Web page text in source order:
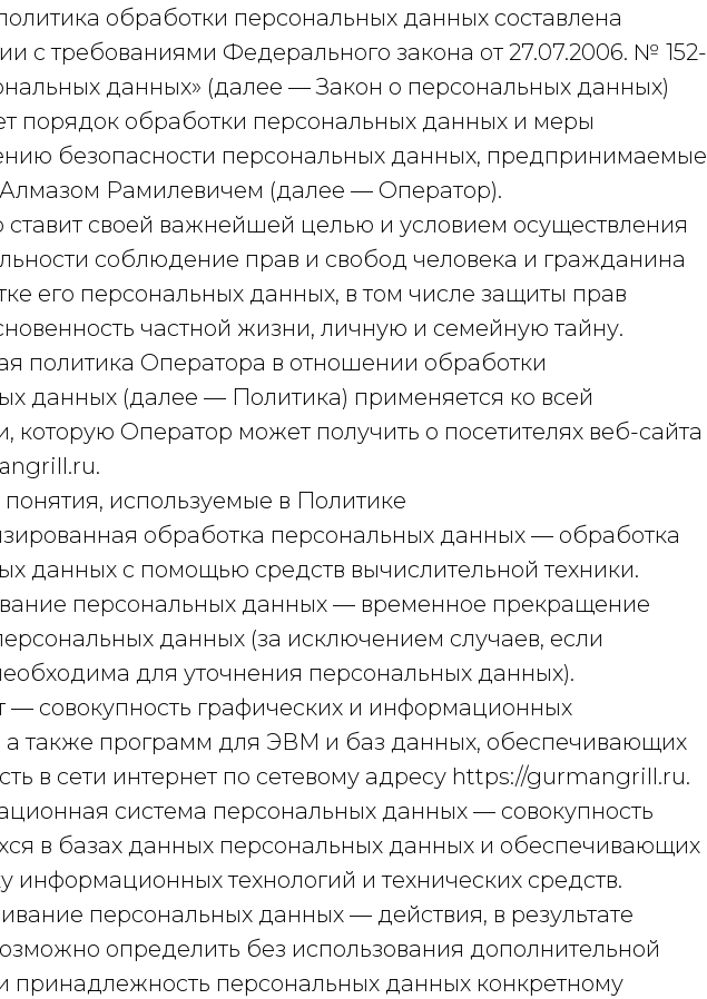
обработки персональных данных составлена
с требованиями Федерального закона от 27.07.2006. № 152-
данных» (далее — Закон о персональных данных)
порядок обработки персональных данных и меры
безопасности персональных данных, предпринимаемые
Рамилевичем (далее — Оператор).
ставит своей важнейшей целью и условием осуществления
соблюдение прав и свобод человека и гражданина
его персональных данных, в том числе защиты прав
частной жизни, личную и семейную тайну.
политика Оператора в отношении обработки
данных (далее — Политика) применяется ко всей
которую Оператор может получить о посетителях веб-сайта
используемые в Политике
обработка персональных данных — обработка
данных с помощью средств вычислительной техники.
персональных данных — временное прекращение
данных (за исключением случаев, если
для уточнения персональных данных).
— совокупность графических и информационных
а также программ для ЭВМ и баз данных, обеспечивающих
в сети интернет по сетевому адресу https://gurmangrill.ru.
система персональных данных — совокупность
в базах данных персональных данных и обеспечивающих
информационных технологий и технических средств.
персональных данных — действия, в результате
определить без использования дополнительной
принадлежность персональных данных конкретному